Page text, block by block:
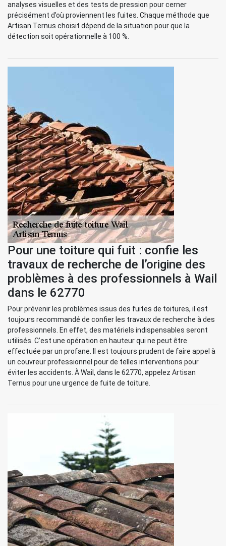
analyses visuelles et des tests de pression pour cerner
précisément d’où proviennent les fuites. Chaque méthode que
Artisan Ternus choisit dépend de la situation pour que la
détection soit opérationnelle à 100 %.
Pour une toiture qui fuit : confie les
travaux de recherche de l’origine des
problèmes à des professionnels à Wail
dans le 62770
Pour prévenir les problèmes issus des fuites de toitures, il est
toujours recommandé de confier les travaux de recherche à des
professionnels. En effet, des matériels indispensables seront
utilisés. C’est une opération en hauteur qui ne peut être
effectuée par un profane. Il est toujours prudent de faire appel à
un couvreur professionnel pour de telles interventions pour
éviter les accidents. À Wail, dans le 62770, appelez Artisan
Ternus pour une urgence de fuite de toiture.